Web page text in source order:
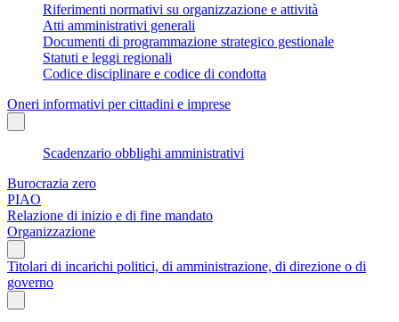
Riferimenti normativi su organizzazione e attività
Atti amministrativi generali
Documenti di programmazione strategico gestionale
Statuti e leggi regionali
Codice disciplinare e codice di condotta
Oneri informativi per cittadini e imprese
Scadenzario obblighi amministrativi
Burocrazia zero
PIAO
Relazione di inizio e di fine mandato
Organizzazione
Titolari di incarichi politici, di amministrazione, di direzione o di
governo